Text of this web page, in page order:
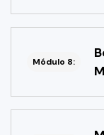
Módulo 8: